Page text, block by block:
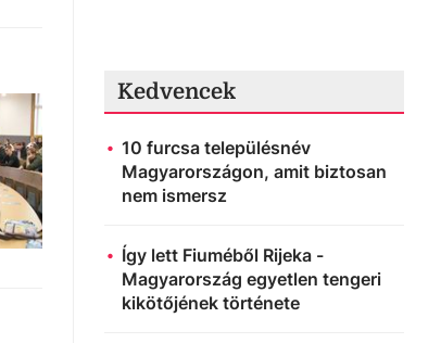
Kedvencek
10 furcsa településnév
Magyarországon, amit biztosan
nem ismersz
Így lett Fiuméből Rijeka -
Magyarország egyetlen tengeri
kikötőjének története